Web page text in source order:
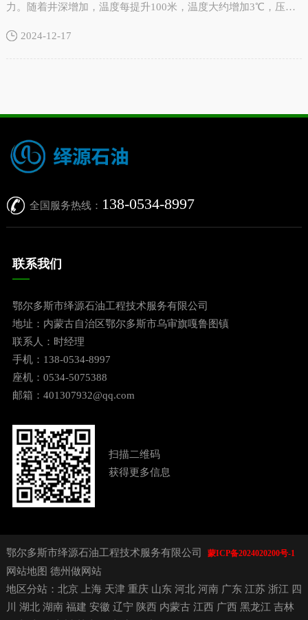
力。随着井深增加，温度每提升100米，温度大约增加3℃，压力
2024-12-17
全国服务热线： 138-0534-8997
联系我们
鄂尔多斯市绎源石油工程技术服务有限公司
地址：内蒙古自治区鄂尔多斯市乌审旗嘎鲁图镇
联系人：时经理
手机：138-0534-8997
座机：0534-5075388
邮箱：401307932@qq.com
扫描二维码
获得更多信息
鄂尔多斯市绎源石油工程技术服务有限公司 蒙ICP备2024020200号-1
网站地图 德州做网站
地区分站： 北京 上海 天津 重庆 山东 河北 河南 广东 江苏 浙江 四
川
湖北 湖南 福建 安徽 辽宁 陕西 内蒙古 江西 广西 黑龙江 吉林